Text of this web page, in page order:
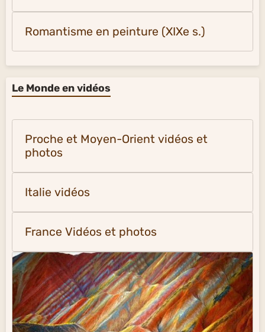
Romantisme en peinture (XIXe s.)
Le Monde en vidéos
Proche et Moyen-Orient vidéos et
photos
Italie vidéos
France Vidéos et photos